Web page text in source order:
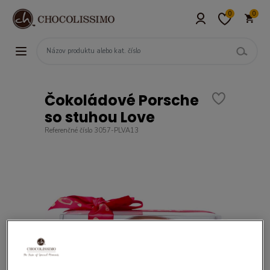
0 0
Čokoládové Porsche
so stuhou Love
Referenčné číslo 3057-PLVA13